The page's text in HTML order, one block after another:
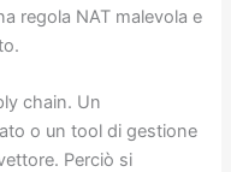
regola NAT malevola e
chain. Un
o un tool di gestione
Perciò si